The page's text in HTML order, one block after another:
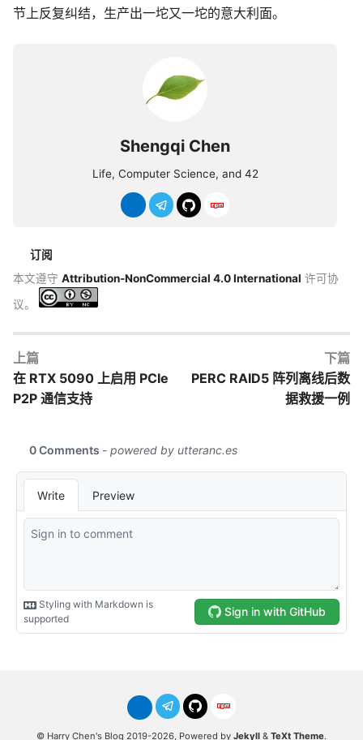
节上反复纠结，生产出一坨又一坨的意大利面。
Shengqi Chen
Life, Computer Science, and 42
订阅
本文遵守 Attribution-NonCommercial 4.0 International 许可协
议。
上篇
在 RTX 5090 上启用 PCIe
P2P 通信支持
下篇
PERC RAID5 阵列离线后数
据救援一例
© Harry Chen's Blog 2019-2026, Powered by Jekyll & TeXt Theme.